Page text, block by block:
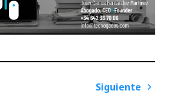
Siguiente